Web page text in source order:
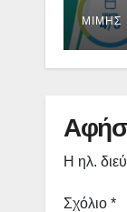
τις
ΜΊΜΗΣ
Η ηλ.
Σχόλιο *